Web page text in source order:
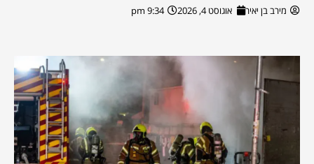
מירב בן יאיר אוגוסט 4, 2026 9:34 pm